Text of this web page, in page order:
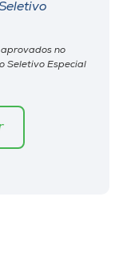
no
Seletivo Especial